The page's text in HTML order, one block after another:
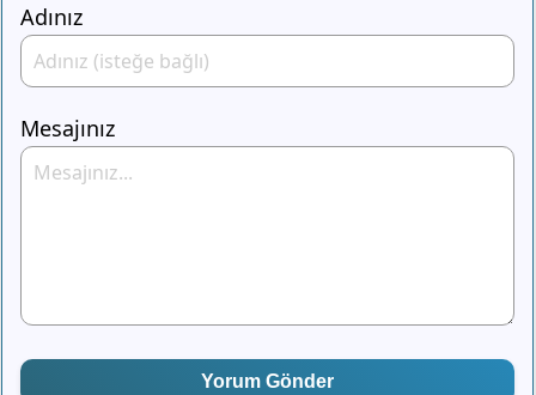
Adınız
Mesajınız
Yorum Gönder